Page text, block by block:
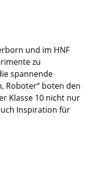
und im HNF
zu
spannende
Roboter“ boten den
Klasse 10 nicht nur
Inspiration für